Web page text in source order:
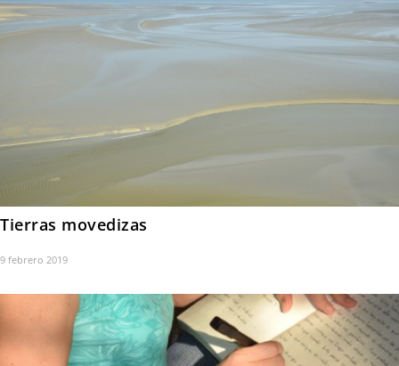
Tierras movedizas
9 febrero 2019